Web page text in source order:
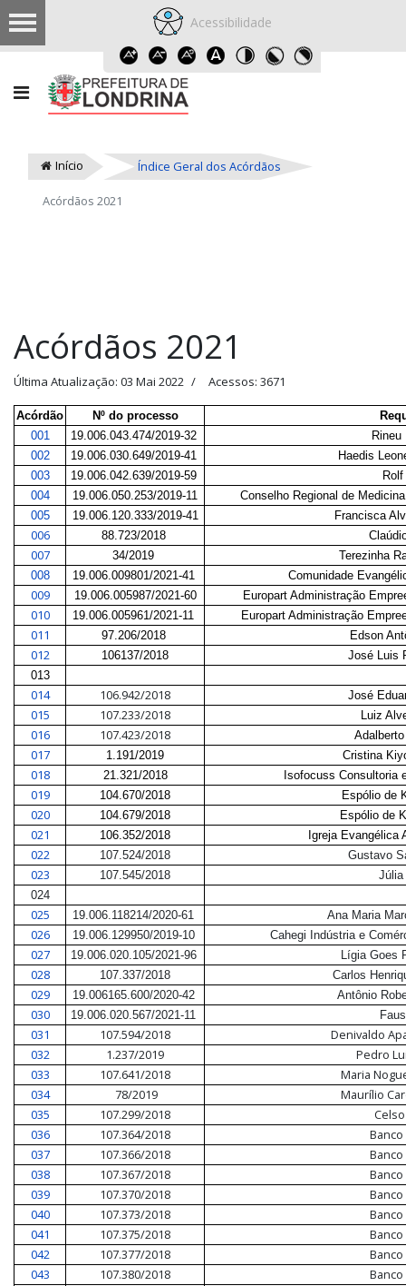
Acessibilidade
Início Índice Geral dos Acórdãos
Acórdãos 2021
Acórdãos 2021
Última Atualização: 03 Mai 2022 Acessos: 3671
Acórdão Nº do processo
001
19.006.043.474/2019-32
002
19.006.030.649/2019-41
Haedis
003
19.006.042.639/2019-59
004
19.006.050.253/2019-11
Conselho Regional de
005
19.006.120.333/2019-41 Francisca
006 88.723/2018
007 34/2019
Terezinha
008
19.006.009801/2021-41 Comunidade
009 19.006.005987/2021-60 Europart Administração
010 19.006.005961/2021-11 Europart Administração
011 97.206/2018 Edson
012 106137/2018
José Luis
013
014 106.942/2018 José
015 107.233/2018 Luiz
016 107.423/2018
017 1.191/2019 Cristina
018 21.321/2018 Isofocuss Consultoria
019 104.670/2018 Espólio de
020 104.679/2018 Espólio de
021 106.352/2018 Igreja
022 107.524/2018 Gustavo
023 107.545/2018
024
025 19.006.118214/2020-61 Ana Maria
026 19.006.129950/2019-10 Cahegi Indústria e
027 19.006.020.105/2021-96 Lígia Goes
028 107.337/2018 Carlos
029 19.006165.600/2020-42 Antônio
030 19.006.020.567/2021-11
031 107.594/2018
Denivaldo
032
1.237/2019
Pedro
033
107.641/2018
Maria
034
78/2019
Maurílio
035
107.299/2018
036
107.364/2018
037
107.366/2018
038
107.367/2018
039
107.370/2018
040
107.373/2018
041
107.375/2018
042
107.377/2018
043
107.380/2018